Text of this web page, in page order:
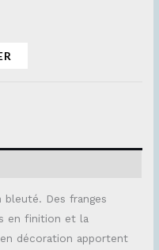
bleuté. Des franges
en finition et la
décoration apportent